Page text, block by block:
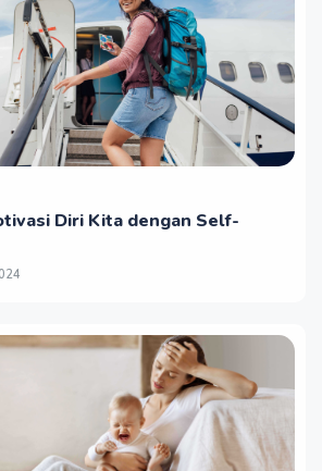
Diri Kita dengan Self-